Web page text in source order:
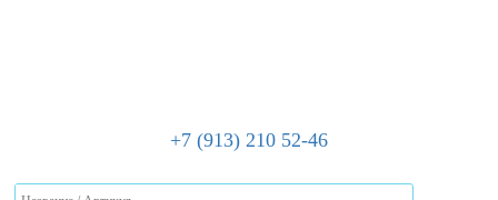
+7 (913) 210 52-46